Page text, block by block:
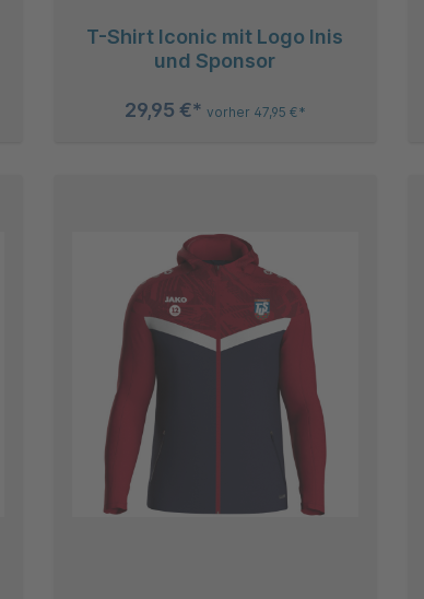
T-Shirt Iconic mit Logo Inis
und Sponsor
29,95 €* vorher 47,95 €*